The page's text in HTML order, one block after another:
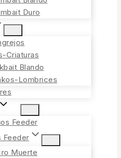
Duro
Criaturas
Blando
Lombrices
Feeder
Feeder
Muerte